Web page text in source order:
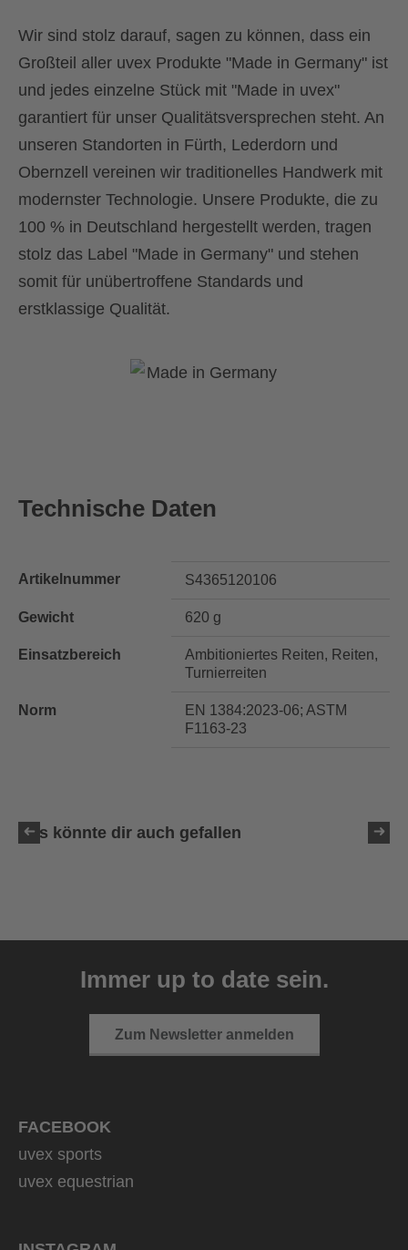
Wir sind stolz darauf, sagen zu können, dass ein
Großteil aller uvex Produkte "Made in Germany" ist
und jedes einzelne Stück mit "Made in uvex"
garantiert für unser Qualitätsversprechen steht. An
unseren Standorten in Fürth, Lederdorn und
Obernzell vereinen wir traditionelles Handwerk mit
modernster Technologie. Unsere Produkte, die zu
100 % in Deutschland hergestellt werden, tragen
stolz das Label "Made in Germany" und stehen
somit für unübertroffene Standards und
erstklassige Qualität.
Technische Daten
Artikelnummer S4365120106
Gewicht 620 g
Einsatzbereich
Ambitioniertes Reiten, Reiten,
Turnierreiten
Norm
EN 1384:2023-06; ASTM
F1163-23
Das könnte dir auch gefallen
2 FarbvariantenImmer up to date sein.
Zum Newsletter anmelden
FACEBOOK
uvex sports
uvex equestrian